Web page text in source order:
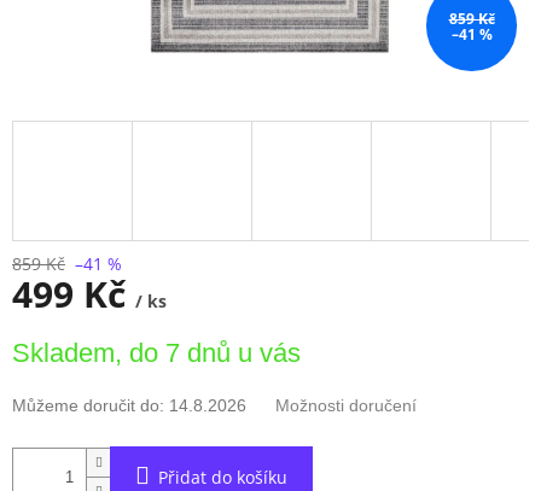
859 Kč
–41 %
859 Kč –41 %
499 Kč / ks
cena:
Skladem, do 7 dnů u vás
Můžeme doručit do: 14.8.2026 Možnosti doručení
Přidat do košíku